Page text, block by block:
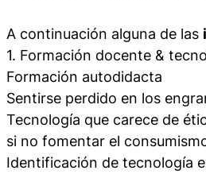
A continuación alguna de las
1. Formación docente &
Formación autodidacta
Sentirse perdido en los
Tecnología que carece de
si no fomentar el
Identificación de tecnología